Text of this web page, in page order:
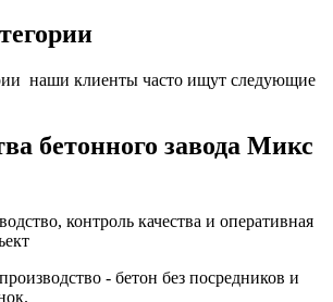
наши клиенты часто ищут следующие
бетонного завода Микс
контроль качества и оперативная
- бетон без посредников и